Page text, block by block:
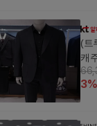
(트
캐
3%